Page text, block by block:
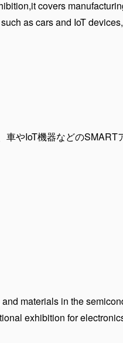
covers
as cars and IoT
やIoT機器などのSMART
materials in the
exhibition for